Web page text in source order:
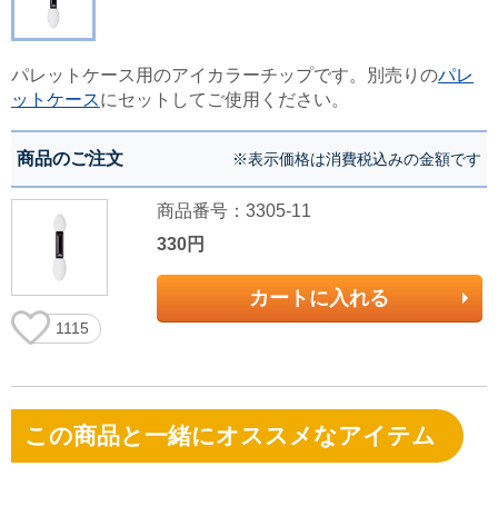
パレットケース用のアイカラーチップです。別売りのパレ
ットケースにセットしてご使用ください。
商品のご注文 ※表示価格は消費税込みの金額です
1115
商品番号：3305-11
330円
カートに入れる
この商品と一緒にオススメなアイテム